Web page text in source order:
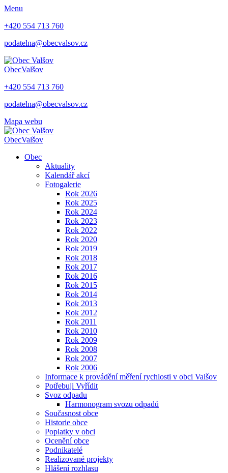
Menu
+420 554 713 760
podatelna@obecvalsov.cz
ObecValšov
+420 554 713 760
podatelna@obecvalsov.cz
Mapa webu
ObecValšov
Obec
Aktuality
Kalendář akcí
Fotogalerie
Rok 2026
Rok 2025
Rok 2024
Rok 2023
Rok 2022
Rok 2020
Rok 2019
Rok 2018
Rok 2017
Rok 2016
Rok 2015
Rok 2014
Rok 2013
Rok 2012
Rok 2011
Rok 2010
Rok 2009
Rok 2008
Rok 2007
Rok 2006
Informace k provádění měření rychlosti v obci Valšov
Potřebuji Vyřídit
Svoz odpadu
Harmonogram svozu odpadů
Současnost obce
Historie obce
Poplatky v obci
Ocenění obce
Podnikatelé
Realizované projekty
Hlášení rozhlasu